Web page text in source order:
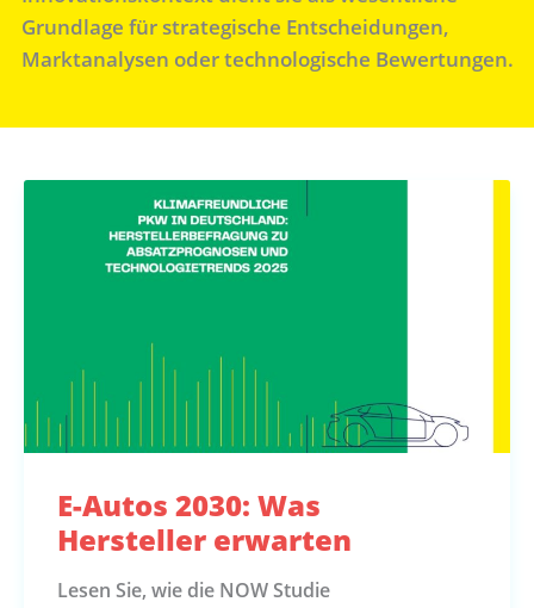
Grundlage für strategische Entscheidungen,
Marktanalysen oder technologische Bewertungen.
E-Autos 2030: Was
Hersteller erwarten
Lesen Sie, wie die NOW Studie